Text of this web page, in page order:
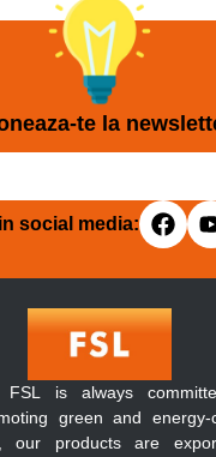
te la
social media:
is always
green and energy-
our products are